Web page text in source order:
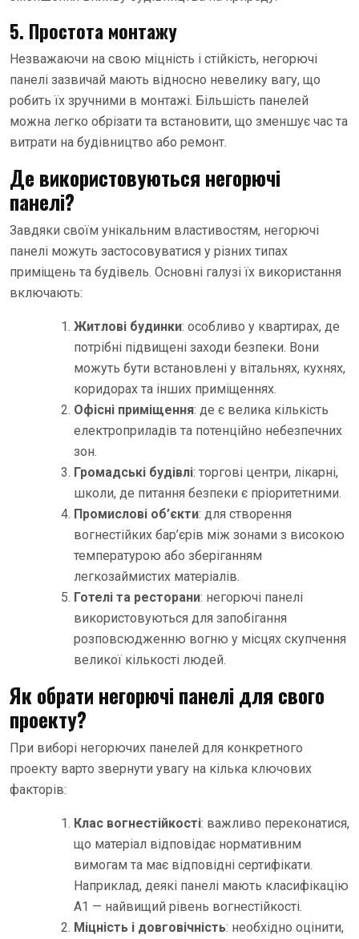
5. Простота монтажу
Незважаючи на свою міцність і стійкість, негорючі
панелі зазвичай мають відносно невелику вагу, що
робить їх зручними в монтажі. Більшість панелей
можна легко обрізати та встановити, що зменшує час та
витрати на будівництво або ремонт.
Де використовуються негорючі
панелі?
Завдяки своїм унікальним властивостям, негорючі
панелі можуть застосовуватися у різних типах
приміщень та будівель. Основні галузі їх використання
включають:
Житлові будинки: особливо у квартирах, де
потрібні підвищені заходи безпеки. Вони
можуть бути встановлені у вітальнях, кухнях,
коридорах та інших приміщеннях.
Офісні приміщення: де є велика кількість
електроприладів та потенційно небезпечних
зон.
Громадські будівлі: торгові центри, лікарні,
школи, де питання безпеки є пріоритетними.
Промислові об’єкти: для створення
вогнестійких бар’єрів між зонами з високою
температурою або зберіганням
легкозаймистих матеріалів.
Готелі та ресторани: негорючі панелі
використовуються для запобігання
розповсюдженню вогню у місцях скупчення
великої кількості людей.
Як обрати негорючі панелі для свого
проекту?
При виборі негорючих панелей для конкретного
проекту варто звернути увагу на кілька ключових
факторів:
Клас вогнестійкості: важливо переконатися,
що матеріал відповідає нормативним
вимогам та має відповідні сертифікати.
Наприклад, деякі панелі мають класифікацію
A1 — найвищий рівень вогнестійкості.
Міцність і довговічність: необхідно оцінити,